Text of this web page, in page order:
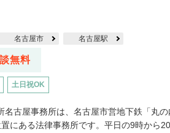
名古屋市 名古屋駅
無料
土日祝OK
名古屋事務所は、名古屋市営地下鉄「丸の
にある法律事務所です。平日の9時から